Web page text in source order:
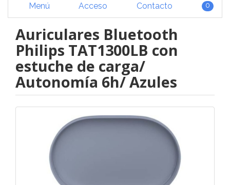
Menú Acceso Contacto 0
Auriculares Bluetooth
Philips TAT1300LB con
estuche de carga/
Autonomía 6h/ Azules